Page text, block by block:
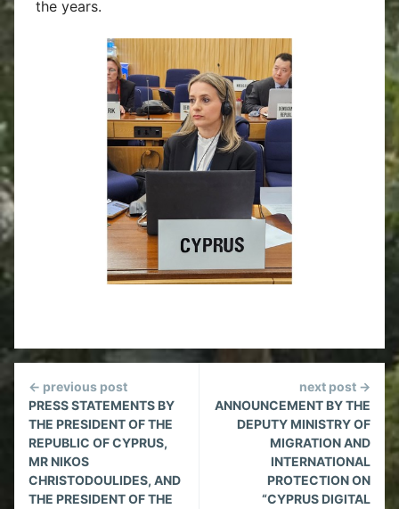
the years.
Continue
Reading
← previous post
PRESS STATEMENTS BY
THE PRESIDENT OF THE
REPUBLIC OF CYPRUS,
MR NIKOS
CHRISTODOULIDES, AND
THE PRESIDENT OF THE
next post →
ANNOUNCEMENT BY THE
DEPUTY MINISTRY OF
MIGRATION AND
INTERNATIONAL
PROTECTION ON
“CYPRUS DIGITAL